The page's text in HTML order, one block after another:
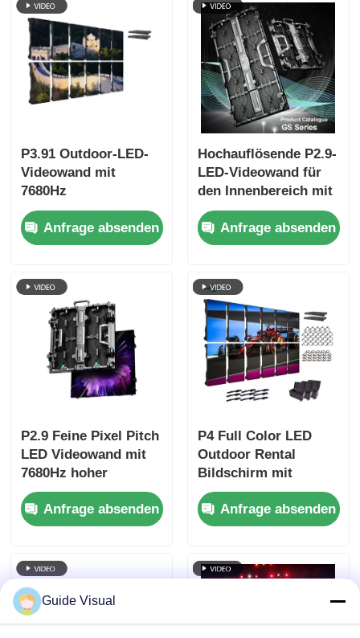
P3.91 Outdoor-LED-
Videowand mit
7680Hz
Erfrischungsrate,
Farbbildschirm und
IP65-Schutz für
Bühnenveranstaltungen
Anfrage absenden
Hochauflösende P2.9-
LED-Videowand für
den Innenbereich mit
2,9 mm Pixelabstand,
3840 Hz
Bildwiederholfrequenz
Helligkeit
Anfrage absenden
P2.9 Feine Pixel Pitch
LED Videowand mit
7680Hz hoher
Erfrischungsrate und
Dual Power & Signal
Backup für
Anfrage absenden
P4 Full Color LED
Outdoor Rental
Bildschirm mit
7680Hz
Auffrischungsrate
und IP65 Wasserdicht
Wandbildschirm
Anfrage absenden
Guide Visual